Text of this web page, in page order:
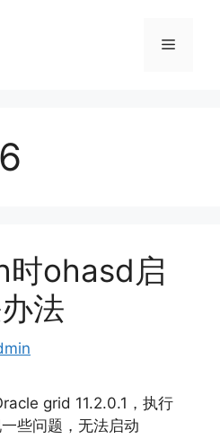
菜
ohasd启
法
grid 11.2.0.1，执行
些问题，无法启动